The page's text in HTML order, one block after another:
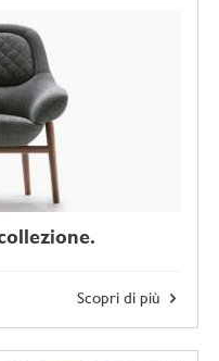
Scopri di più